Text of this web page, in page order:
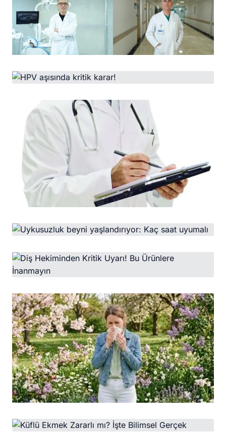
Nijeryalı gence bacak kemiğinden çene
HPV aşısında kritik karar!
Aile hekimliklerinde yeni dönem!
Uykusuzluk beyni yaşlandırıyor: Kaç saat
uyumalı
Diş Hekiminden Kritik Uyarı! Bu Ürünlere
İnanmayın
İklim değişikliği alerjik hastalıkların